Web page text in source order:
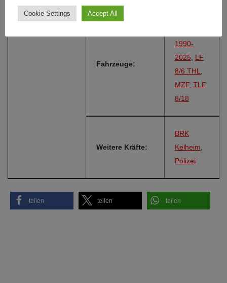
Fahrzeuge:
1990-
2025
LF
8/6 THL
MZF, TLF
8/18
Weitere Kräfte:
BRK
Kelheim
Polizei
teilen teilen teilen
Cookie Settings Accept All